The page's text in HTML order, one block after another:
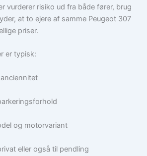
vurderer risiko ud fra både fører, brug
at to ejere af samme Peugeot 307
priser.
er typisk:
og motorvariant
eller også til pendling